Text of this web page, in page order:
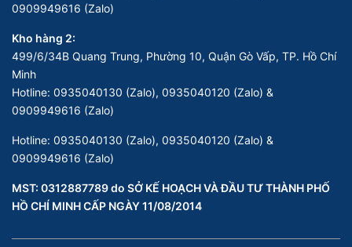
0909949616 (Zalo)
Kho hàng 2:
499/6/34B Quang Trung, Phường 10, Quận Gò Vấp, TP. Hồ Chí
Minh
Hotline: 0935040130 (Zalo), 0935040120 (Zalo) &
0909949616 (Zalo)
Hotline: 0935040130 (Zalo), 0935040120 (Zalo) &
0909949616 (Zalo)
MST: 0312887789 do SỞ KẾ HOẠCH VÀ ĐẦU TƯ THÀNH PHỐ
HỒ CHÍ MINH CẤP NGÀY 11/08/2014